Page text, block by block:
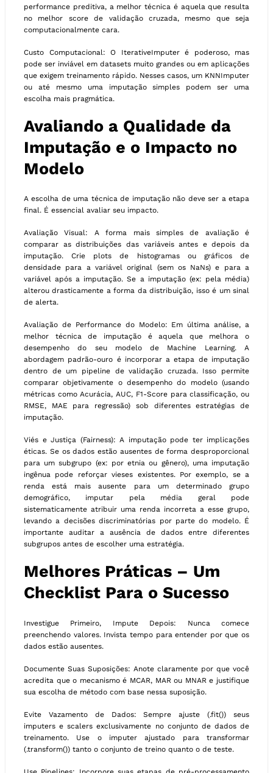
performance preditiva, a melhor técnica é aquela que resulta
no melhor score de validação cruzada, mesmo que seja
computacionalmente cara.
Custo Computacional: O IterativeImputer é poderoso, mas
pode ser inviável em datasets muito grandes ou em aplicações
que exigem treinamento rápido. Nesses casos, um KNNImputer
ou até mesmo uma imputação simples podem ser uma
escolha mais pragmática.
Avaliando a Qualidade da
Imputação e o Impacto no
Modelo
A escolha de uma técnica de imputação não deve ser a etapa
final. É essencial avaliar seu impacto.
Avaliação Visual: A forma mais simples de avaliação é
comparar as distribuições das variáveis antes e depois da
imputação. Crie plots de histogramas ou gráficos de
densidade para a variável original (sem os NaNs) e para a
variável após a imputação. Se a imputação (ex: pela média)
alterou drasticamente a forma da distribuição, isso é um sinal
de alerta.
Avaliação de Performance do Modelo: Em última análise, a
melhor técnica de imputação é aquela que melhora o
desempenho do seu modelo de Machine Learning. A
abordagem padrão-ouro é incorporar a etapa de imputação
dentro de um pipeline de validação cruzada. Isso permite
comparar objetivamente o desempenho do modelo (usando
métricas como Acurácia, AUC, F1-Score para classificação, ou
RMSE, MAE para regressão) sob diferentes estratégias de
imputação.
Viés e Justiça (Fairness): A imputação pode ter implicações
éticas. Se os dados estão ausentes de forma desproporcional
para um subgrupo (ex: por etnia ou gênero), uma imputação
ingênua pode reforçar vieses existentes. Por exemplo, se a
renda está mais ausente para um determinado grupo
demográfico, imputar pela média geral pode
sistematicamente atribuir uma renda incorreta a esse grupo,
levando a decisões discriminatórias por parte do modelo. É
importante auditar a ausência de dados entre diferentes
subgrupos antes de escolher uma estratégia.
Melhores Práticas – Um
Checklist Para o Sucesso
Investigue Primeiro, Impute Depois: Nunca comece
preenchendo valores. Invista tempo para entender por que os
dados estão ausentes.
Documente Suas Suposições: Anote claramente por que você
acredita que o mecanismo é MCAR, MAR ou MNAR e justifique
sua escolha de método com base nessa suposição.
Evite Vazamento de Dados: Sempre ajuste (.fit()) seus
imputers e scalers exclusivamente no conjunto de dados de
treinamento. Use o imputer ajustado para transformar
(.transform()) tanto o conjunto de treino quanto o de teste.